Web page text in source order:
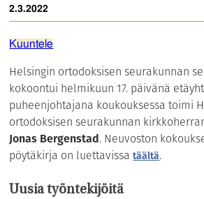
2.3.2022
Kuuntele
Helsingin ortodoksisen seurakunnan
kokoontui helmikuun 17. päivänä
puheenjohtajana koukouksessa toimi
ortodoksisen seurakunnan
Jonas Bergenstad. Neuvoston
pöytäkirja on luettavissatäältä.
Uusia työntekijöitä